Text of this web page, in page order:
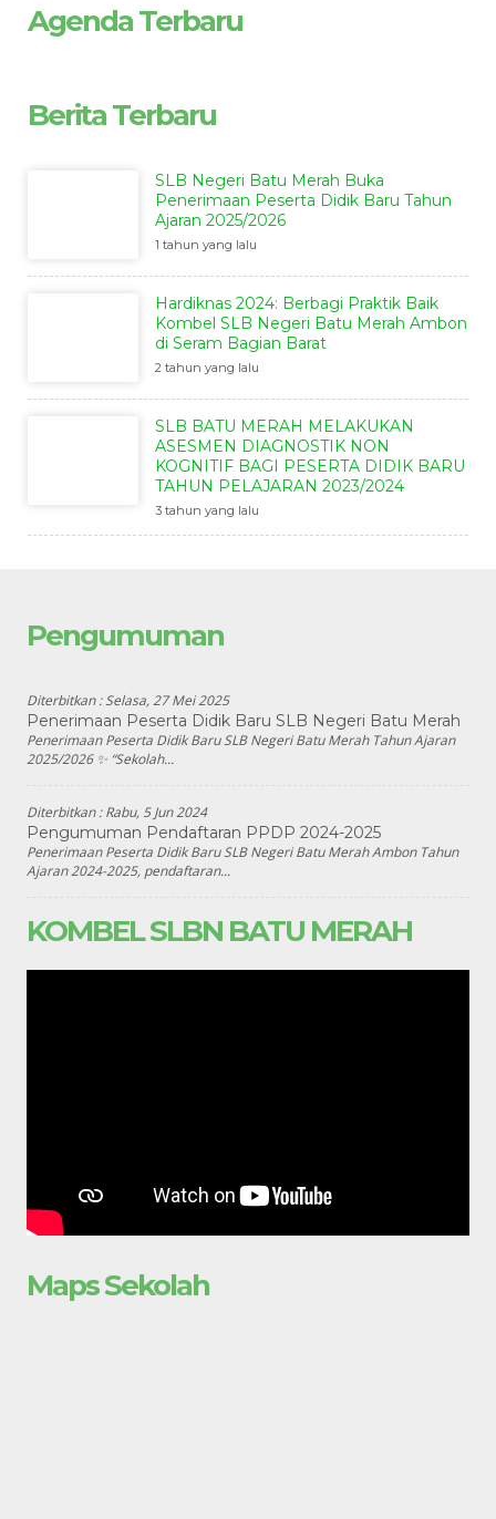
Agenda Terbaru
Berita Terbaru
SLB Negeri Batu Merah Buka
Penerimaan Peserta Didik Baru Tahun
Ajaran 2025/2026
1 tahun yang lalu
Hardiknas 2024: Berbagi Praktik Baik
Kombel SLB Negeri Batu Merah Ambon
di Seram Bagian Barat
2 tahun yang lalu
SLB BATU MERAH MELAKUKAN
ASESMEN DIAGNOSTIK NON
KOGNITIF BAGI PESERTA DIDIK BARU
TAHUN PELAJARAN 2023/2024
3 tahun yang lalu
Pengumuman
Diterbitkan :Selasa, 27 Mei 2025
Penerimaan Peserta Didik Baru SLB Negeri Batu Merah
Penerimaan Peserta Didik Baru SLB Negeri Batu Merah Tahun Ajaran
2025/2026 ✨ “Sekolah...
Diterbitkan :Rabu, 5 Jun 2024
Pengumuman Pendaftaran PPDP 2024-2025
Penerimaan Peserta Didik Baru SLB Negeri Batu Merah Ambon Tahun
Ajaran 2024-2025, pendaftaran...
KOMBEL SLBN BATU MERAH
Maps Sekolah